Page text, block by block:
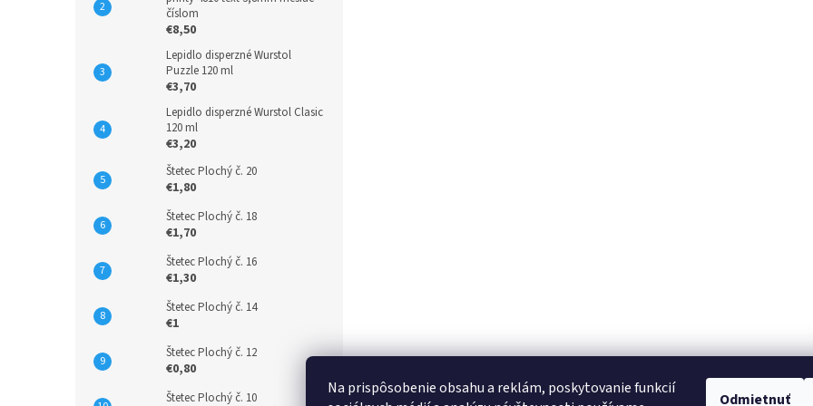
Na prispôsobenie obsahu a reklám, poskytovanie funkcií
Odmietnuť
číslom
€8,50
Lepidlo disperzné Wurstol
Puzzle 120 ml
€3,70
Lepidlo disperzné Wurstol Clasic
120 ml
€3,20
Štetec Plochý č. 20
€1,80
Štetec Plochý č. 18
€1,70
Štetec Plochý č. 16
€1,30
Štetec Plochý č. 14
€1
Štetec Plochý č. 12
€0,80
Štetec Plochý č. 10